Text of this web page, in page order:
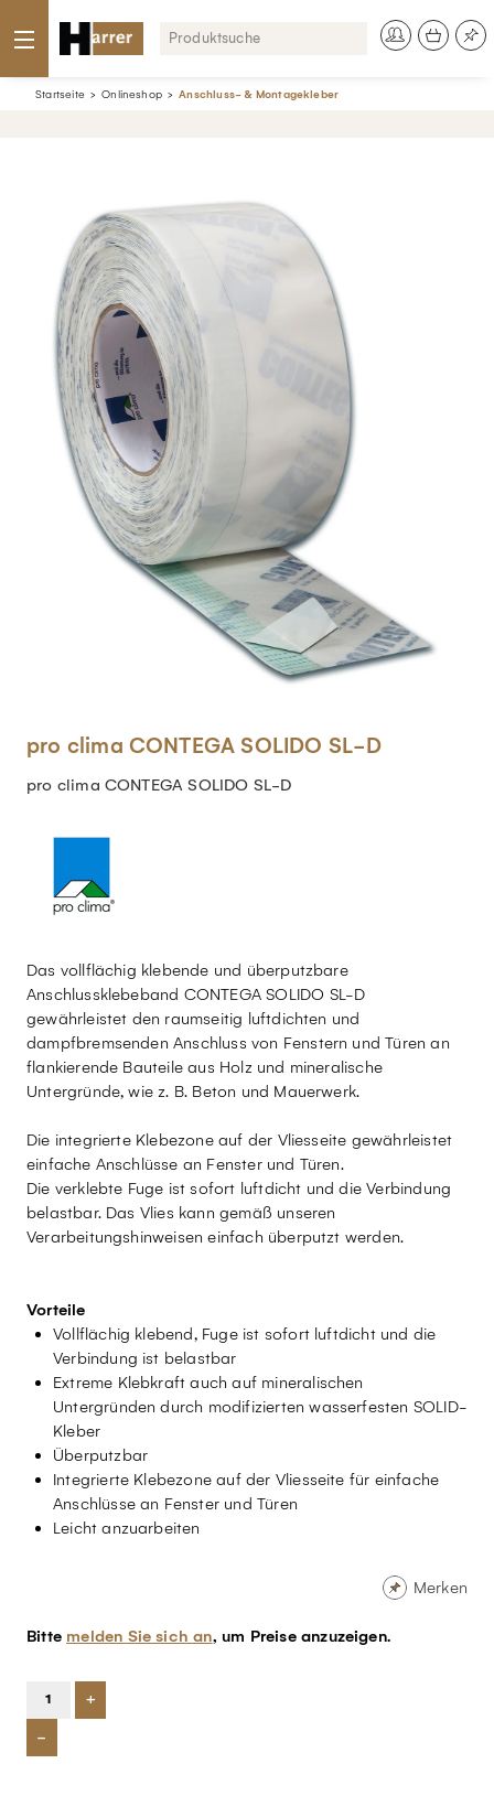
Startseite Onlineshop Anschluss- & Montagekleber
pro clima CONTEGA SOLIDO SL-D
pro clima CONTEGA SOLIDO SL-D
Das vollflächig klebende und überputzbare
Anschlussklebeband CONTEGA SOLIDO SL-D
gewährleistet den raumseitig luftdichten und
dampfbremsenden Anschluss von Fenstern und Türen an
flankierende Bauteile aus Holz und mineralische
Untergründe, wie z. B. Beton und Mauerwerk.
Die integrierte Klebezone auf der Vliesseite gewährleistet
einfache Anschlüsse an Fenster und Türen.
Die verklebte Fuge ist sofort luftdicht und die Verbindung
belastbar. Das Vlies kann gemäß unseren
Verarbeitungshinweisen einfach überputzt werden.
Vorteile
Vollflächig klebend, Fuge ist sofort luftdicht und die
Verbindung ist belastbar
Extreme Klebkraft auch auf mineralischen
Untergründen durch modifizierten wasserfesten SOLID-
Kleber
Überputzbar
Integrierte Klebezone auf der Vliesseite für einfache
Anschlüsse an Fenster und Türen
Leicht anzuarbeiten
Merken
Bitte melden Sie sich an, um Preise anzuzeigen.
+
-